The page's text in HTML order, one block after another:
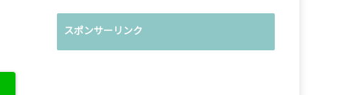
スポンサーリンク